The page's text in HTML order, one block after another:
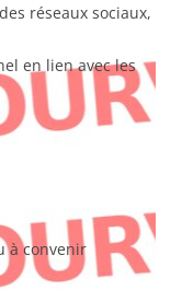
réseaux sociaux,
en lien avec les
à convenir